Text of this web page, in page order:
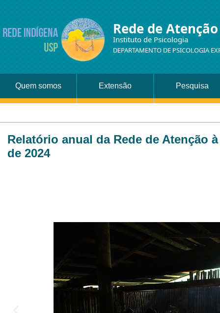
Rede de
Instituto de Psicologia
DEPARTAMENTO DE PSICOLOGIA
Quem somos Extensão Pesquisa
Relatório anual da Rede de Atenção
de 2024